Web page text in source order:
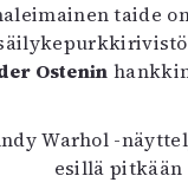
taide
Ostenin
Warhol -
esillä pitkään